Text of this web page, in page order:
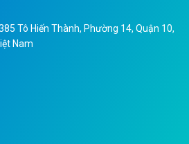
Tô Hiến Thành, Phường 14, Quận 10,
Nam